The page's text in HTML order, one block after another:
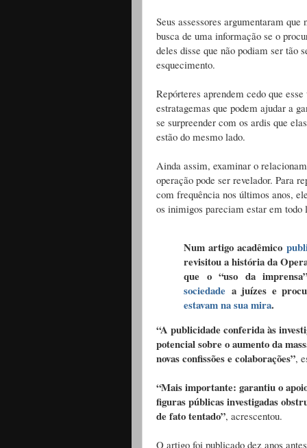
Seus assessores argumentaram
busca de uma informação se o
deles disse que não podiam ser tão
esquecimento.
Repórteres aprendem cedo que
estratagemas que podem ajudar a
se surpreender com os ardis que
estão do mesmo lado.
Ainda assim, examinar o
operação pode ser revelador. Para
com frequência nos últimos anos,
os inimigos pareciam estar em todo
Num artigo acadêmico
revisitou a história da
que o “uso da
sociedade a juízes e
estavam na sua mira.
“A publicidade conferida às
potencial sobre o aumento da
novas confissões e colaborações”,
“Mais importante: garantiu o
figuras públicas investigadas
de fato tentado”, acrescentou.
O artigo foi publicado dez anos